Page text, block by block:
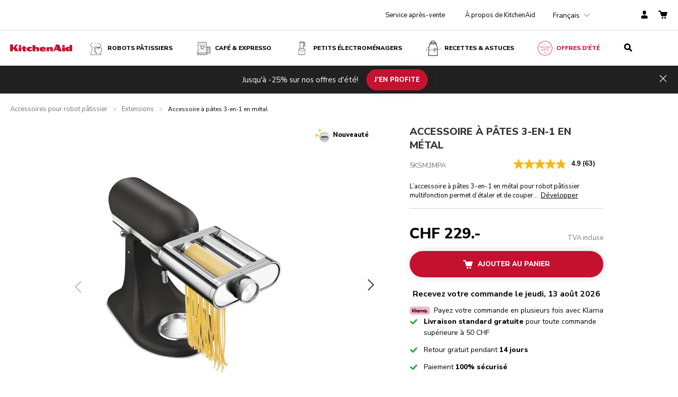
Service après-vente À propos de KitchenAid Français
ROBOTS PÂTISSIERS CAFÉ & EXPRESSO PETITS ÉLECTROMÉNAGERS RECETTES & ASTUCES OFFRES D'ÉTÉ
Jusqu'à -25% sur nos offres d'été! J’EN PROFITE
Accessoires pour robot pâtissier > Extensions > Accessoire à pâtes 3-en-1 en métal
Nouveauté
ACCESSOIRE À PÂTES 3-EN-1 EN
MÉTAL
5KSM3MPA 4.9 (63)
L’accessoire à pâtes 3-en-1 en métal pour robot pâtissier
multifonction permet d’étaler et de couper... Développer
CHF 229.- TVA incluse
AJOUTER AU PANIER
Recevez votre commande le jeudi, 13 août 2026
Payez votre commande en plusieurs fois avec Klarna
CheckedLivraison standard gratuite pour toute commande
supérieure à 50 CHF
CheckedRetour gratuit pendant 14 jours
CheckedPaiement 100% sécurisé